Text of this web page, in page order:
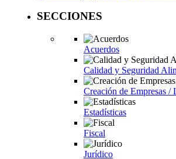
SECCIONES
Acuerdos
Calidad y Seguridad
Creación de Empresas /
Estadísticas
Fiscal
Jurídico